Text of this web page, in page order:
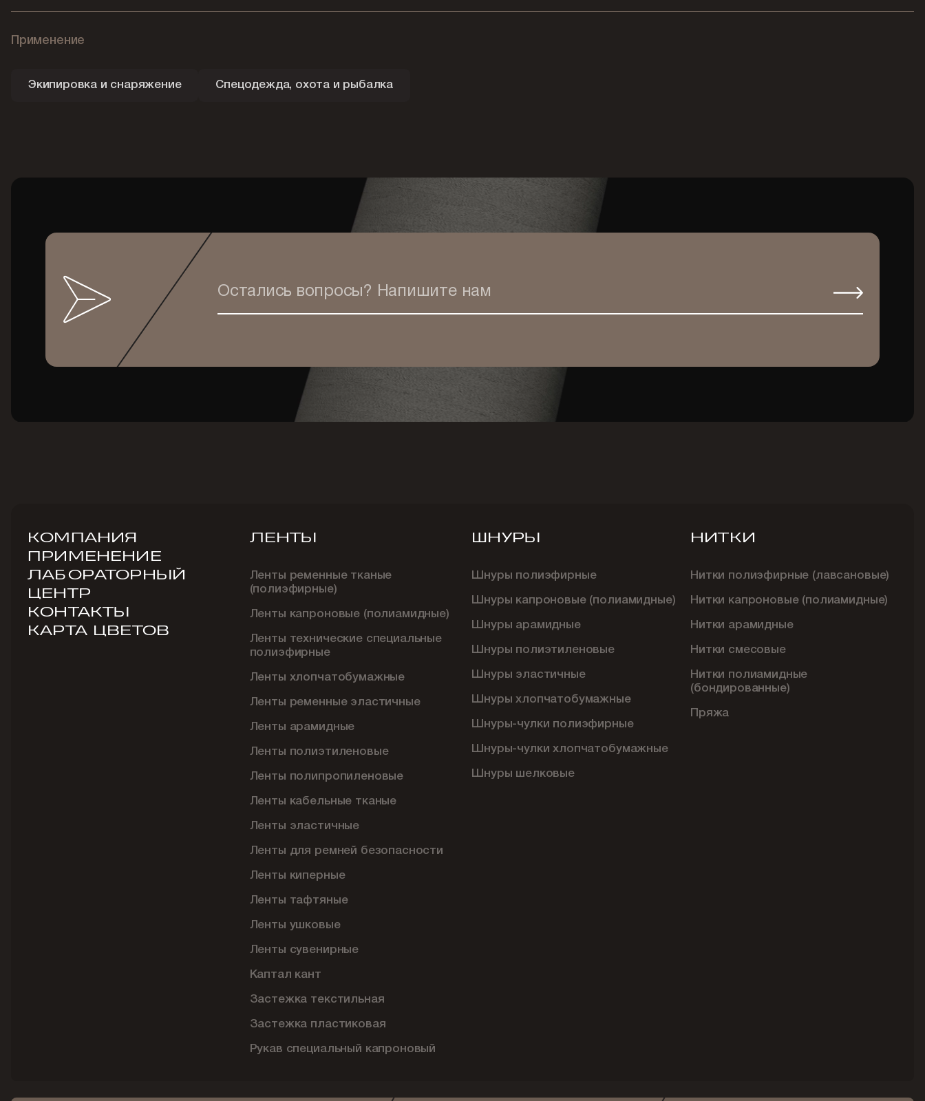
Применение
Экипировка и снаряжение Спецодежда, охота и рыбалка
Остались вопросы? Напишите нам
КОМПАНИЯ
ПРИМЕНЕНИЕ
ЛАБОРАТОРНЫЙ
ЦЕНТР
КОНТАКТЫ
КАРТА ЦВЕТОВ
ЛЕНТЫ
Ленты ременные тканые
(полиэфирные)
Ленты капроновые (полиамидные)
Ленты технические специальные
полиэфирные
Ленты хлопчатобумажные
Ленты ременные эластичные
Ленты арамидные
Ленты полиэтиленовые
Ленты полипропиленовые
Ленты кабельные тканые
Ленты эластичные
Ленты для ремней безопасности
Ленты киперные
Ленты тафтяные
Ленты ушковые
Ленты сувенирные
Каптал кант
Застежка текстильная
Застежка пластиковая
Рукав специальный капроновый
ШНУРЫ
Шнуры полиэфирные
Шнуры капроновые (полиамидные)
Шнуры арамидные
Шнуры полиэтиленовые
Шнуры эластичные
Шнуры хлопчатобумажные
Шнуры-чулки полиэфирные
Шнуры-чулки хлопчатобумажные
Шнуры шелковые
НИТКИ
Нитки полиэфирные (лавсановые)
Нитки капроновые (полиамидные)
Нитки арамидные
Нитки смесовые
Нитки полиамидные
(бондированные)
Пряжа